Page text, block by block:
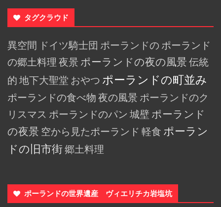
タグクラウド
異空間 ドイツ騎士団 ポーランドの ポーランド
の郷土料理 夜景 ポーランドの夜の風景 伝統
的 地下大聖堂 おやつ ポーランドの町並み
ポーランドの食べ物 夜の風景 ポーランドのク
リスマス ポーランドのパン 城壁 ポーランド
の夜景 空から見たポーランド 軽食 ポーラン
ドの旧市街 郷土料理
ポーランドの世界遺産 ヴィエリチカ岩塩坑